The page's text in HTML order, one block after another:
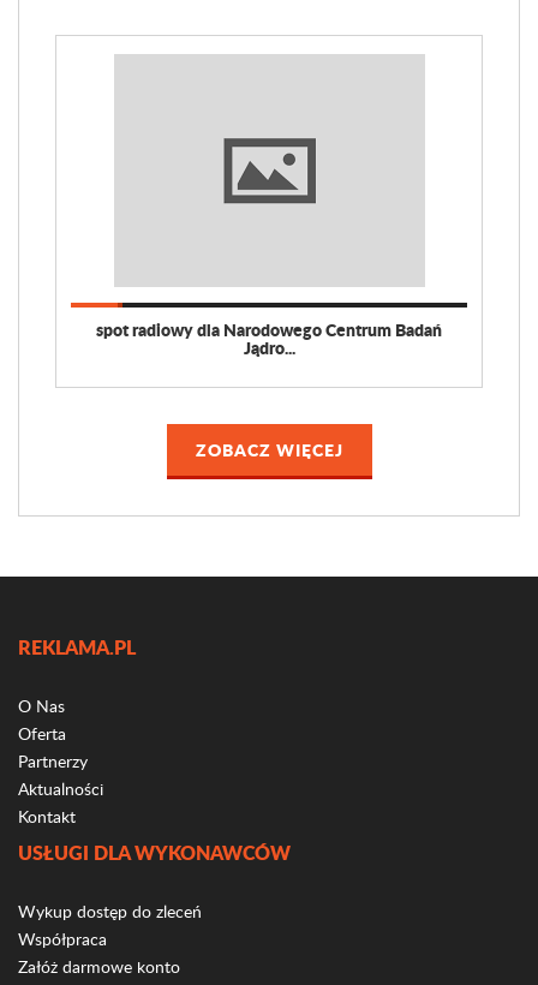
spot radiowy dla Narodowego Centrum Badań
Jądro...
ZOBACZ WIĘCEJ
REKLAMA.PL
O Nas
Oferta
Partnerzy
Aktualności
Kontakt
USŁUGI DLA WYKONAWCÓW
Wykup dostęp do zleceń
Współpraca
Załóż darmowe konto